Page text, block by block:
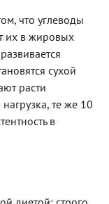
что углеводы
их в жировых
сухой
расти
те же 10
в